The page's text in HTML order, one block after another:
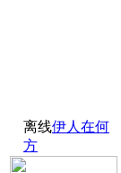
离线伊人在何
方